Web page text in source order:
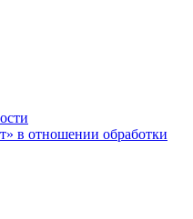
в отношении обработки